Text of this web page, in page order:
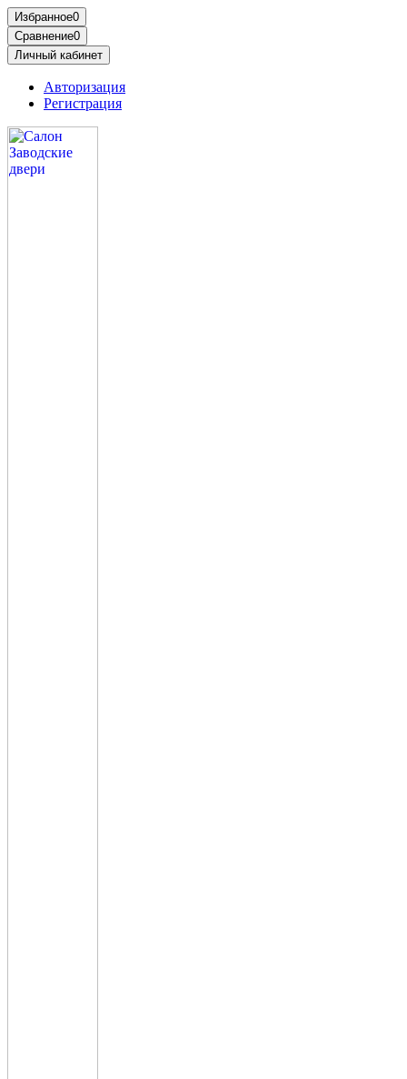
Избранное0
Сравнение0
Личный кабинет
Авторизация
Регистрация